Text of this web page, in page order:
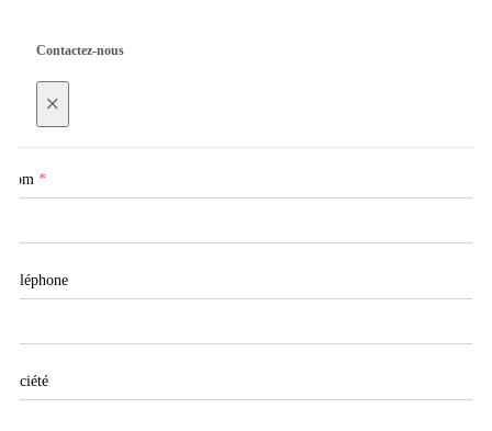
Contactez-nous
×
Nom *
Téléphone
Société